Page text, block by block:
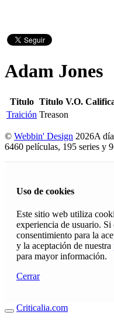
Adam Jones
Titulo Titulo V.O.
Traición Treason
© Webbin' Design 2026A
6460 películas, 195 series y
Uso de cookies
Este sitio web utiliza
experiencia de usuario.
consentimiento para la
y la aceptación de nuestra
para mayor información.
Cerrar
Criticalia.com